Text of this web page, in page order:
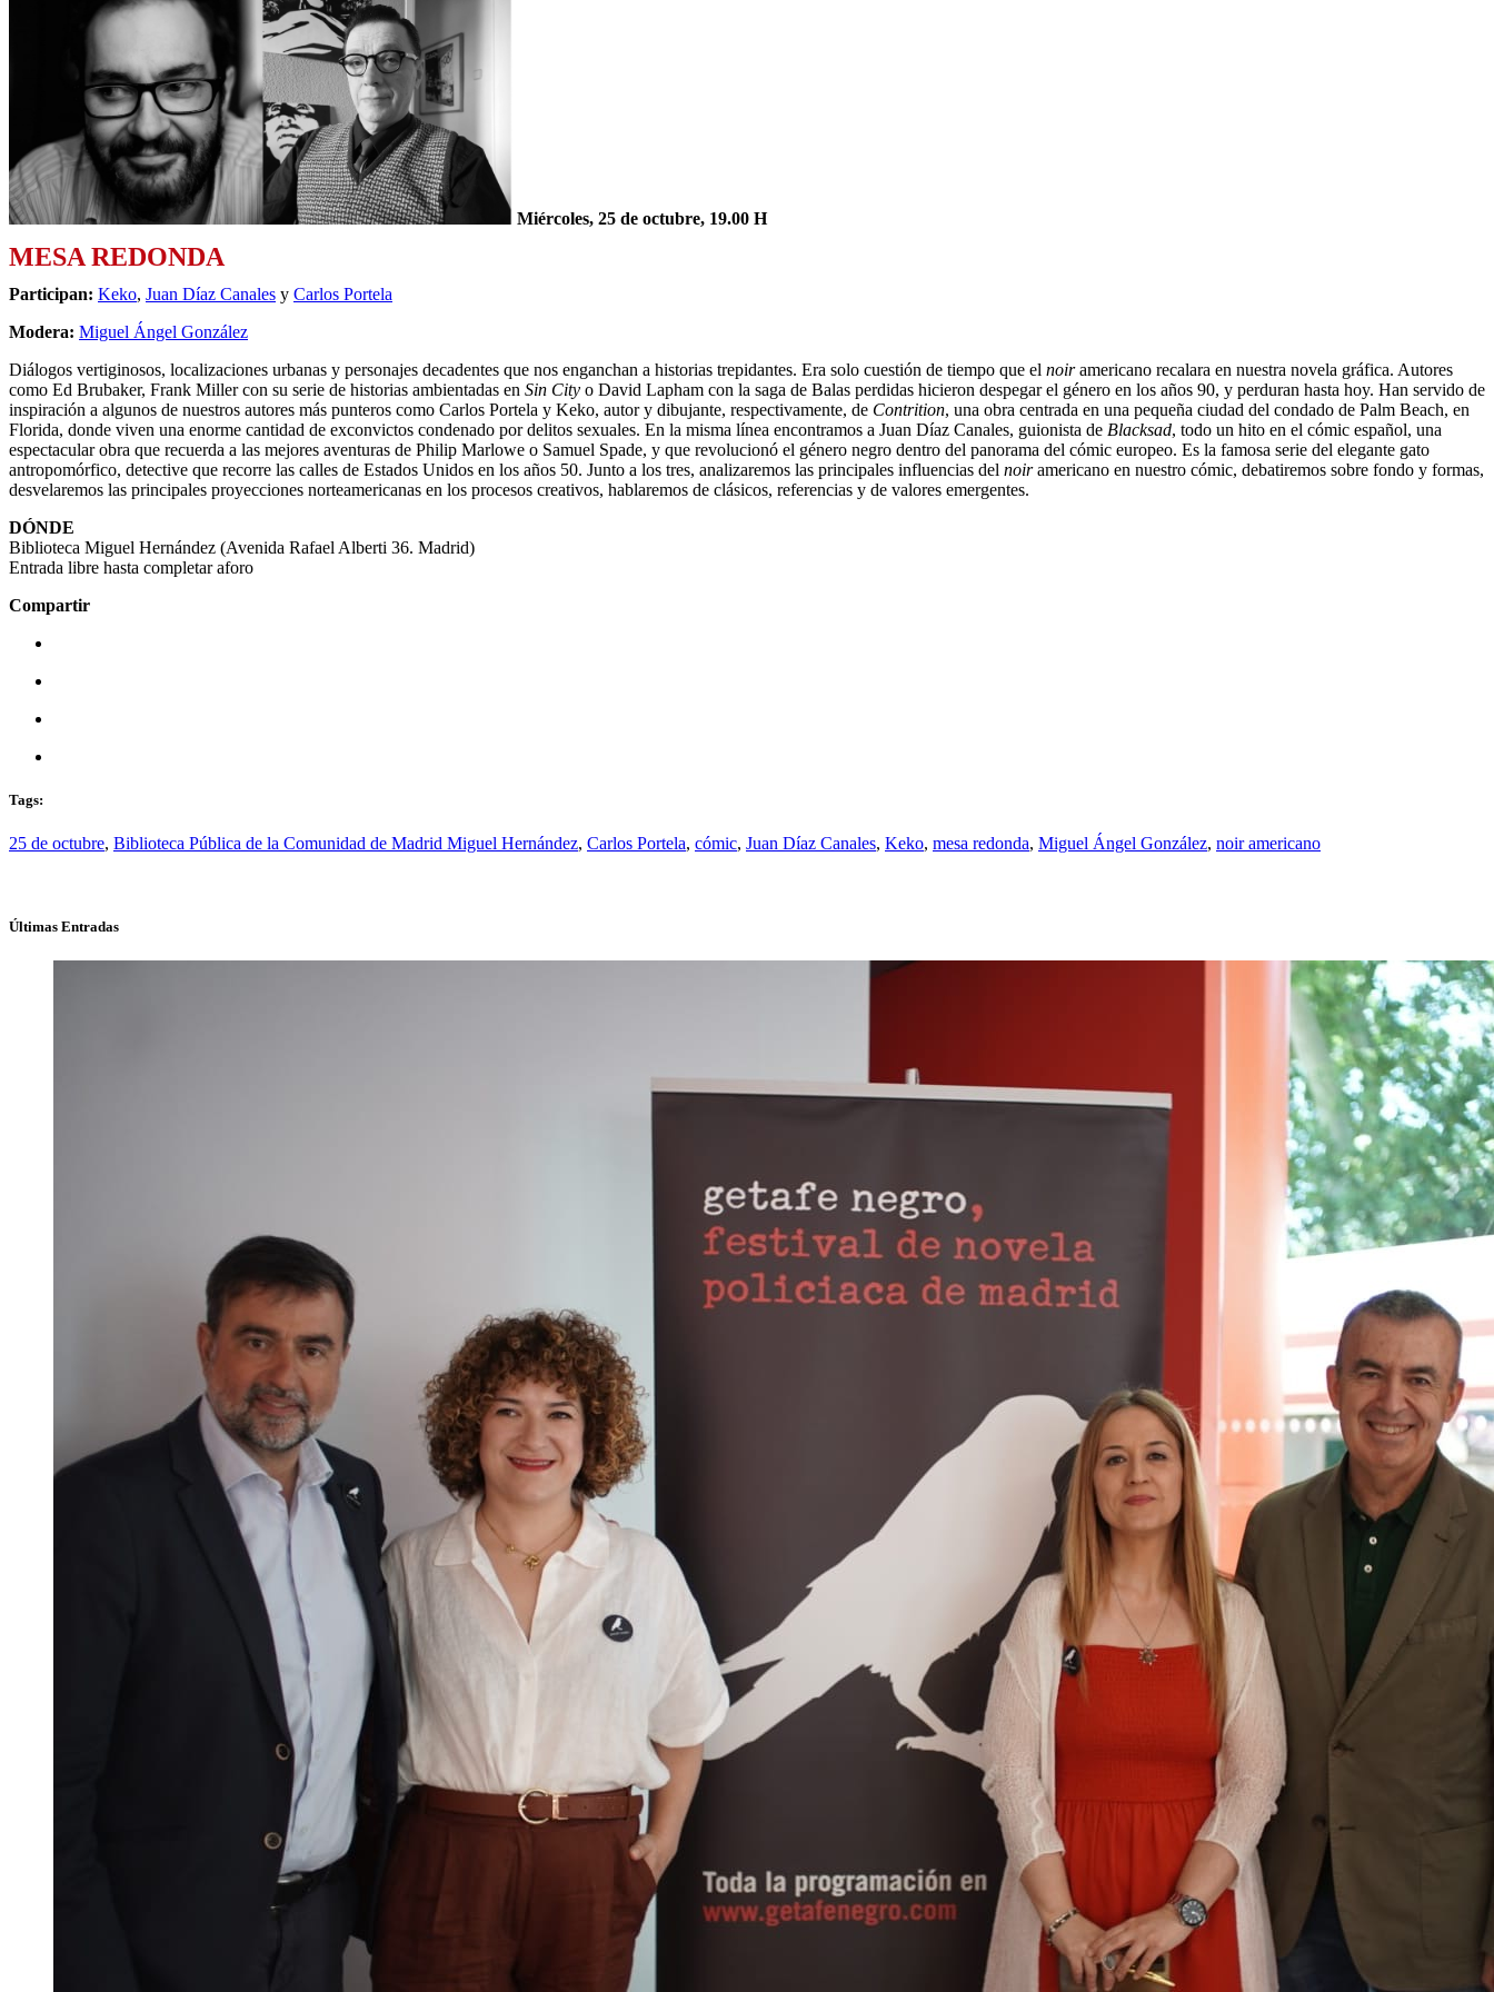
Miércoles, 25 de octubre, 19.00 H
MESA REDONDA
Participan: Keko, Juan Díaz Canales y Carlos Portela
Modera: Miguel Ángel González
Diálogos vertiginosos, localizaciones urbanas y personajes decadentes que nos enganchan a historias trepidantes. Era solo cuestión de tiempo que el noiramericano recalara en nuestra novela gráfica. Autores
como Ed Brubaker, Frank Miller con su serie de historias ambientadas en Sin City o David Lapham con la saga de Balas perdidas hicieron despegar el género en los años 90, y perduran hasta hoy. Han servido de
inspiración a algunos de nuestros autores más punteros como Carlos Portela y Keko, autor y dibujante, respectivamente, de Contrition, una obra centrada en una pequeña ciudad del condado de Palm Beach, en
Florida, donde viven una enorme cantidad de exconvictos condenado por delitos sexuales. En la misma línea encontramos a Juan Díaz Canales, guionista de Blacksad, todo un hito en el cómic español, una
espectacular obra que recuerda a las mejores aventuras de Philip Marlowe o Samuel Spade, y que revolucionó el género negro dentro del panorama del cómic europeo. Es la famosa serie del elegante gato
antropomórfico, detective que recorre las calles de Estados Unidos en los años 50. Junto a los tres, analizaremos las principales influencias del noiramericano en nuestro cómic, debatiremos sobre fondo y formas,
desvelaremos las principales proyecciones norteamericanas en los procesos creativos, hablaremos de clásicos, referencias y de valores emergentes.
DÓNDE
Biblioteca Miguel Hernández (Avenida Rafael Alberti 36. Madrid)
Entrada libre hasta completar aforo
Compartir
Tags:
25 de octubre, Biblioteca Pública de la Comunidad de Madrid Miguel Hernández, Carlos Portela, cómic, Juan Díaz Canales, Keko, mesa redonda, Miguel Ángel González, noir americano
Últimas Entradas